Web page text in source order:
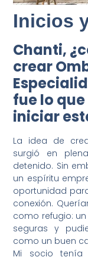
Inicios
Chanti,
crear
fue lo
iniciar
La idea de
surgió en
detenido. Sin
un espíritu
oportunidad
conexión.
como refugio:
seguras y
como un buen
Mi socio tenía